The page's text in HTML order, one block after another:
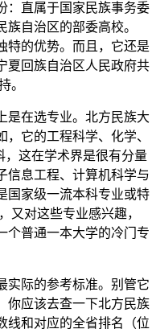
：直属于国家民族事务委
自治区的部委高校。
特的优势。而且，它还是
夏回族自治区人民政府共
。
是在选专业。北方民族大
它的工程科学、化学、
，这在学术界是很有分量
信息工程、计算机科学与
国家级一流本科专业或特
又对这些专业感兴趣，
个普通一本大学的冷门专
实际的参考标准。别管它
你应该去查一下北方民族
线和对应的全省排名（位